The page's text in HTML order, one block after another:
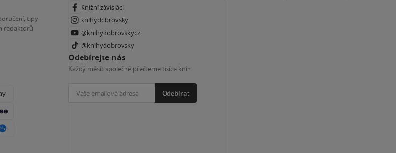
tipy
redaktorů
Knižní závisláci
knihydobrovsky
@knihydobrovskycz
@knihydobrovsky
Odebírejte nás
Každý měsíc společně přečteme tisíce knih
Odebírat